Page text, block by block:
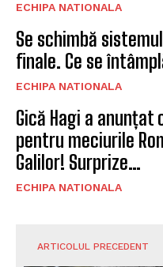
ECHIPA NATIONALA
Se schimbă
finale. Ce se
ECHIPA NATIONALA
Gică Hagi a
pentru meciurile
Galilor! Surprize…
ECHIPA NATIONALA
ARTICOLUL PRECEDENT